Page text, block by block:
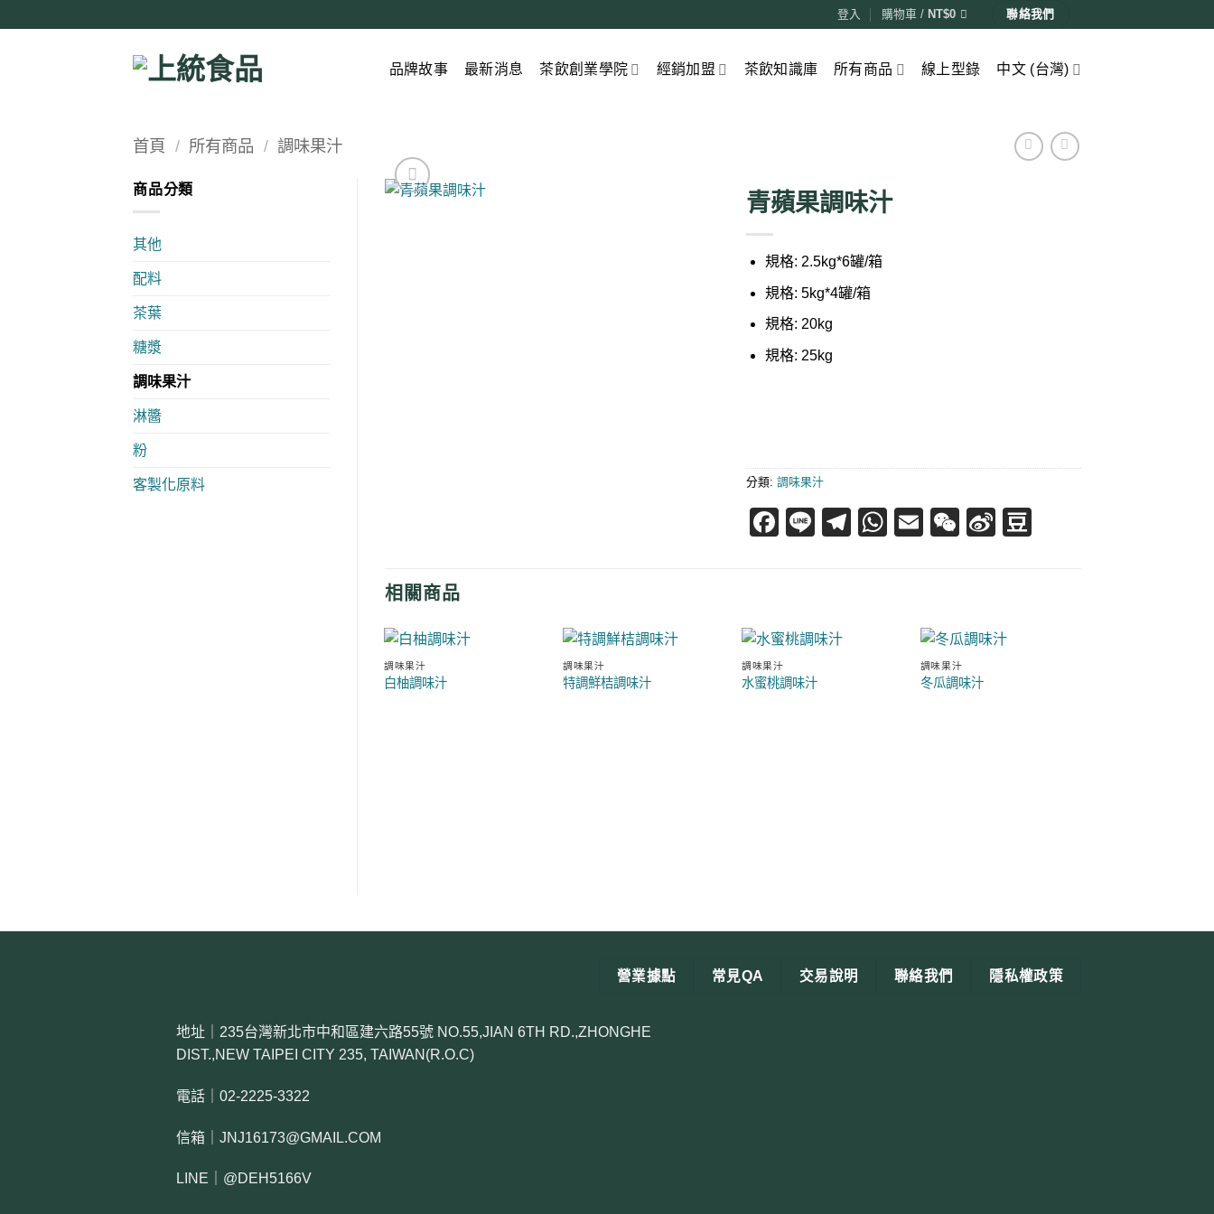
to
登入 購物車 / NT$0 聯絡我們
品牌故事 最新消息 茶飲創業學院 經銷加盟 茶飲知識庫 所有商品 線上型錄 中文 (台灣)
首頁 / 所有商品 / 調味果汁
商品分類
其他
配料
茶葉
糖漿
調味果汁
淋醬
粉
客製化原料
青蘋果調味汁
規格: 2.5kg*6罐/箱
規格: 5kg*4罐/箱
規格: 20kg
規格: 25kg
分類:調味果汁
Facebook
LineTelegram
WhatsApp
EmailWeChat
Sina
相關商品
調味果汁
白柚調味汁
調味果汁
特調鮮桔調味汁
調味果汁
水蜜桃調味汁
調味果汁
冬瓜調味汁
營業據點 常見QA 交易說明 聯絡我們 隱私權政策
地址｜235台灣新北市中和區建六路55號 NO.55,JIAN 6TH RD.,ZHONGHE
DIST.,NEW TAIPEI CITY 235, TAIWAN(R.O.C)
電話｜02-2225-3322
信箱｜JNJ16173@GMAIL.COM
LINE｜@DEH5166V